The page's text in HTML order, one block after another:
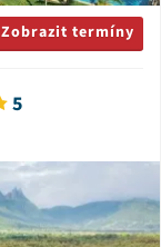
Zobrazit termíny
5